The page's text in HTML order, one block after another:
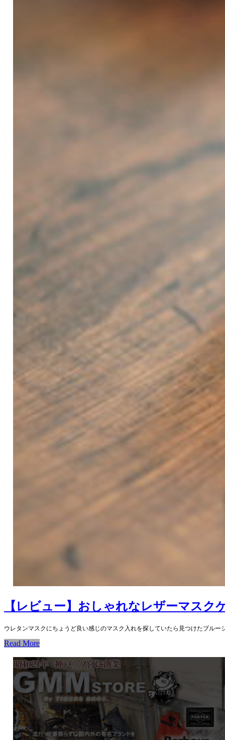
【レビュー】おしゃれなレザーマスク
ウレタンマスクにちょうど良い感じのマスク入れを探していたら見つけたブル
Read More